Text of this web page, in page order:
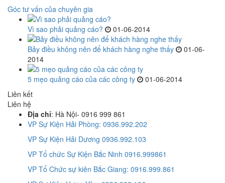
Góc tư vấn của chuyên gia
Vì sao phải quảng cáo?
01-06-2014
Bảy điều không nên để khách hàng nghe thấy
01-06-
2014
5 mẹo quảng cáo của các công ty
01-06-2014
Liên kết
Liên hệ
Địa chỉ: Hà Nội- 0916 999 861
VP Sự Kiện Hải Phòng: 0936.992.202
VP Sự Kiện Hải Dương 0936.992.103
VP Tổ chức Sự Kiện Bắc Ninh 0916.999861
VP Tổ Chức sự kiên Bắc Giang: 0916.999.861